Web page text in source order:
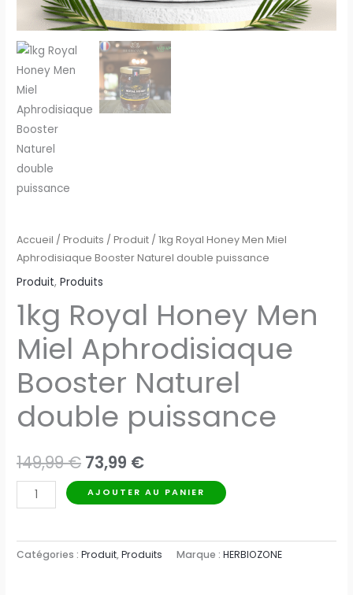
Accueil /Produits /Produit / 1kg Royal Honey Men Miel
Aphrodisiaque Booster Naturel double puissance
Produit,Produits
1kg Royal Honey Men
Miel Aphrodisiaque
Booster Naturel
double puissance
149,99€ Le
prix
était :
73,99 €Le
prix
est :
quantité
de
Royal
AJOUTER AU PANIER
Catégories :Produit,Produits Marque :HERBIOZONE